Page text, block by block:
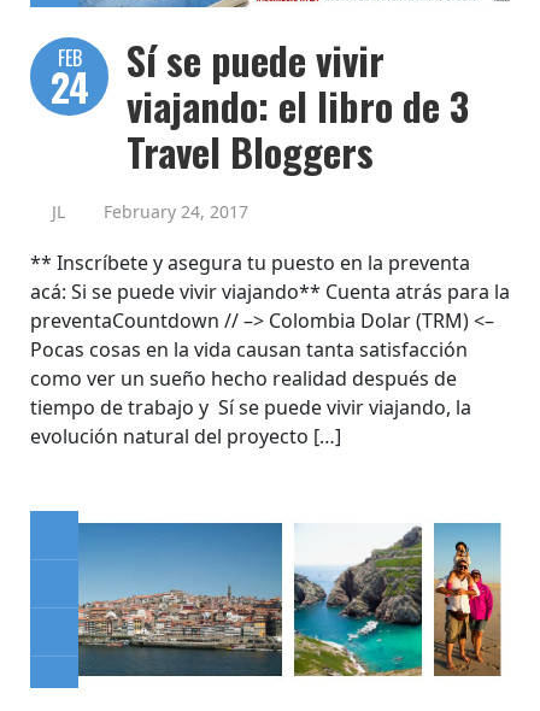
FEB
24
Sí se puede vivir
viajando: el libro de 3
Travel Bloggers
JL February 24, 2017
** Inscríbete y asegura tu puesto en la preventa
acá: Si se puede vivir viajando** Cuenta atrás para la
preventaCountdown // –> Colombia Dolar (TRM) <–
Pocas cosas en la vida causan tanta satisfacción
como ver un sueño hecho realidad después de
tiempo de trabajo y Sí se puede vivir viajando, la
evolución natural del proyecto […]